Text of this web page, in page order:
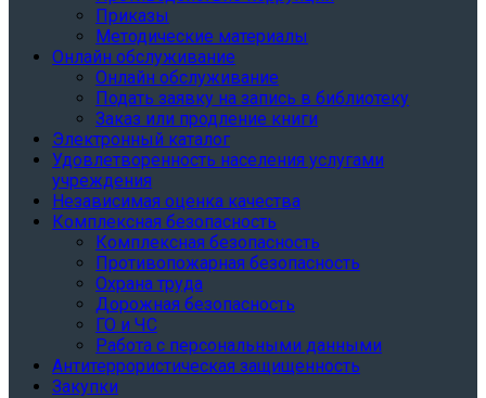
Приказы
Методические материалы
Онлайн обслуживание
Онлайн обслуживание
Подать заявку на запись в библиотеку
Заказ или продление книги
Электронный каталог
Удовлетворенность населения услугами
учреждения
Независимая оценка качества
Комплексная безопасность
Комплексная безопасность
Противопожарная безопасность
Охрана труда
Дорожная безопасность
ГО и ЧС
Работа с персональными данными
Антитеррористическая защищенность
Закупки